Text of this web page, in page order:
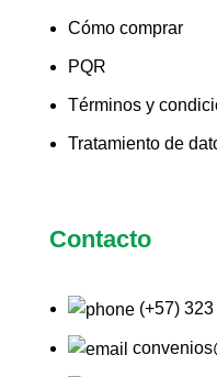
Cómo comprar
PQR
Términos y
Tratamiento de
Contacto
(+57)